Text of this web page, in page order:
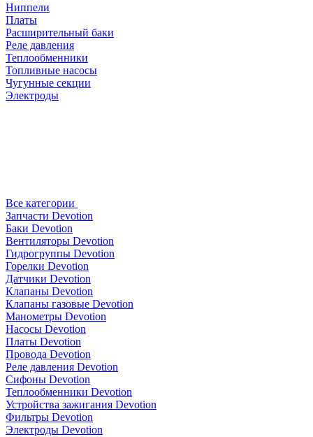
Ниппели
Платы
Расширительный баки
Реле давления
Теплообменники
Топливные насосы
Чугунные секции
Электроды
Все категории
Запчасти Devotion
Баки Devotion
Вентиляторы Devotion
Гидрогруппы Devotion
Горелки Devotion
Датчики Devotion
Клапаны Devotion
Клапаны газовые Devotion
Манометры Devotion
Насосы Devotion
Платы Devotion
Провода Devotion
Реле давления Devotion
Сифоны Devotion
Теплообменники Devotion
Устройства зажигания Devotion
Фильтры Devotion
Электроды Devotion